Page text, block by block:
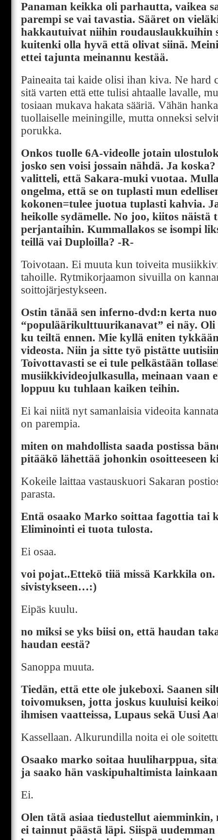
Panaman keikka oli parhautta, vaikea
parempi se vai tavastia. Sääret on
hakkautuivat niihin roudauslaukkuihin
kuitenki olla hyvä että olivat siinä.
ettei tajunta meinannu kestää.
Paineaita tai kaide olisi ihan kiva. Ne hard
sitä varten että ette tulisi ahtaalle lavalle,
tosiaan mukava hakata sääriä. Vähän
tuollaiselle meiningille, mutta onneksi
porukka.
Onkos tuolle 6A-videolle jotain
josko sen voisi jossain nähdä. Ja
valitteli, että Sakara-muki vuotaa.
ongelma, että se on tuplasti mun
kokonen=tulee juotua tuplasti kahvia.
heikolle sydämelle. No joo, kiitos näistä
perjantaihin. Kummallakos se isompi
teillä vai Duploilla? -R-
Toivotaan. Ei muuta kun toiveita
tahoille. Rytmikorjaamon sivuilla on
soittojärjestykseen.
Ostin tänää sen inferno-dvd:n kerta nuo
“populäärikulttuurikanavat” ei näy. Oli
ku teiltä ennen. Mie kyllä eniten
videosta. Niin ja sitte työ pistätte
Toivottavasti se ei tule pelkästään
musiikkivideojulkasulla, meinaan vaan
loppuu ku tuhlaan kaiken teihin.
Ei kai niitä nyt samanlaisia videoita
on parempia.
miten on mahdollista saada postissa
pitääkö lähettää johonkin osoitteeseen
Kokeile laittaa vastauskuori Sakaran
parasta.
Entä osaako Marko soittaa fagottia tai
Eliminointi ei tuota tulosta.
Ei osaa.
voi pojat..Ettekö tiiä missä Karkkila on.
sivistykseen…:)
Eipäs kuulu.
no miksi se yks biisi on, että haudan
haudan eestä?
Sanoppa muuta.
Tiedän, että ette ole jukeboxi. Saanen
toivomuksen, jotta joskus kuuluisi
ihmisen vaatteissa, Lupaus sekä Uusi
Kassellaan. Alkurundilla noita ei ole
Osaako marko soitaa huuliharppua,
ja saako hän vaskipuhaltimista
Ei.
Olen tätä asiaa tiedustellut
ei tainnut päästä läpi. Siispä